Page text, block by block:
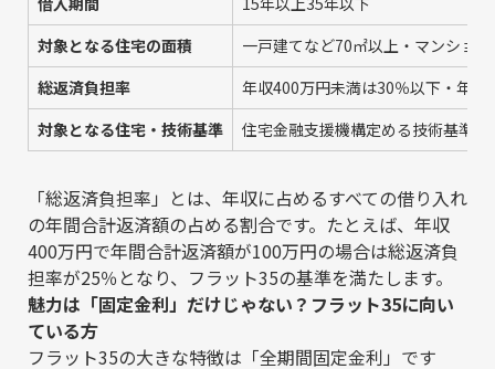
対象となる住宅の面積
一戸建てなど70㎡以上・マンショ
総返済負担率
年収400万円未満は30％以下・年収
対象となる住宅・技術基準
住宅金融支援機構定める技術基準
「総返済負担率」とは、年収に占めるすべての借り入れ
の年間合計返済額の占める割合です。たとえば、年収
400万円で年間合計返済額が100万円の場合は総返済負
担率が25％となり、フラット35の基準を満たします。
魅力は「固定金利」だけじゃない？フラット35に向い
ている方
フラット35の大きな特徴は「全期間固定金利」です